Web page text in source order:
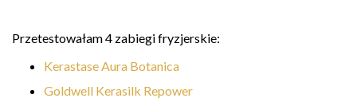
Przetestowałam 4 zabiegi fryzjerskie:
Kerastase Aura Botanica
Goldwell Kerasilk Repower